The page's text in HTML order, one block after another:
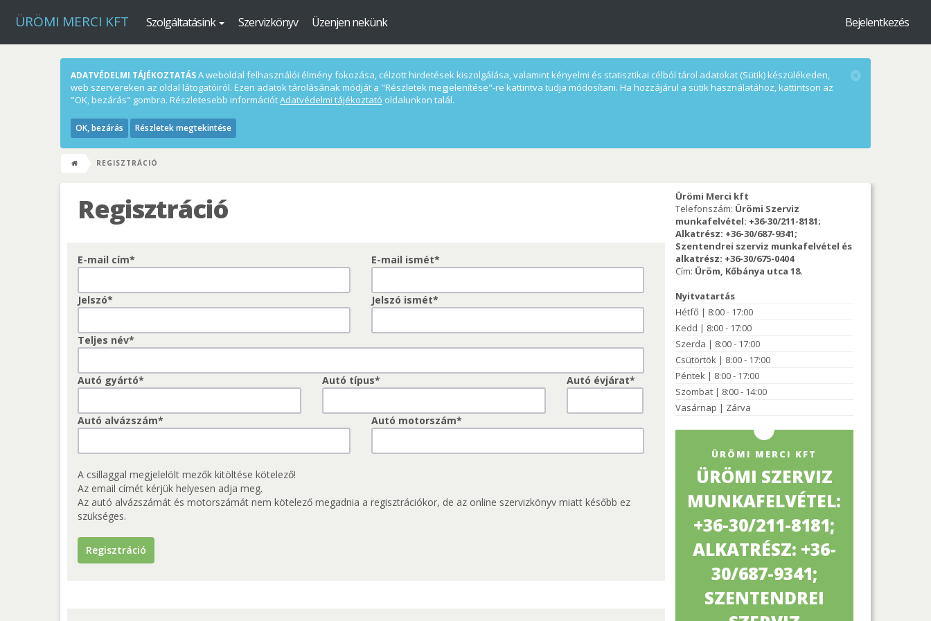
ÜRÖMI MERCI KFT Szolgáltatásink Szervizkönyv Üzenjen nekünk Bejelentkezés
ADATVÉDELMI TÁJÉKOZTATÁSA weboldal felhasználói élmény fokozása, célzott hirdetések kiszolgálása, valamint kényelmi és statisztikai célból tárol adatokat (Sütik) készülékeden,
web szervereken az oldal látogatóiról. Ezen adatok tárolásának módját a "Részletek megjelenítése"-re kattintva tudja módosítani. Ha hozzájárul a sütik használatához, kattintson az
"OK, bezárás" gombra. Részletesebb információtAdatvédelmi tájékoztató oldalunkon talál.
OK, bezárás Részletek megtekintése
REGISZTRÁCIÓ
Regisztráció
E-mail cím* E-mail ismét*
Jelszó* Jelszó ismét*
Teljes név*
Autó gyártó* Autó típus* Autó évjárat*
Autó alvázszám* Autó motorszám*
A csillaggal megjelelölt mezők kitöltése kötelező!
Az email címét kérjük helyesen adja meg.
Az autó alvázszámát és motorszámát nem kötelező megadnia a regisztrációkor, de az online szervizkönyv miatt később ez
szükséges.
Regisztráció
Ürömi Merci kft
Telefonszám: Ürömi Szerviz
munkafelvétel: +36-30/211-8181;
Alkatrész: +36-30/687-9341;
Szentendrei szerviz munkafelvétel és
alkatrész: +36-30/675-0404
Cím: Üröm, Kőbánya utca 18.
Nyitvatartás
Hétfő | 8:00 - 17:00
Kedd | 8:00 - 17:00
Szerda | 8:00 - 17:00
Csütörtök | 8:00 - 17:00
Péntek | 8:00 - 17:00
Szombat | 8:00 - 14:00
Vasárnap | Zárva
ÜRÖMI MERCI KFT
ÜRÖMI SZERVIZ
MUNKAFELVÉTEL:
+36-30/211-8181;
ALKATRÉSZ: +36-
30/687-9341;
SZENTENDREI